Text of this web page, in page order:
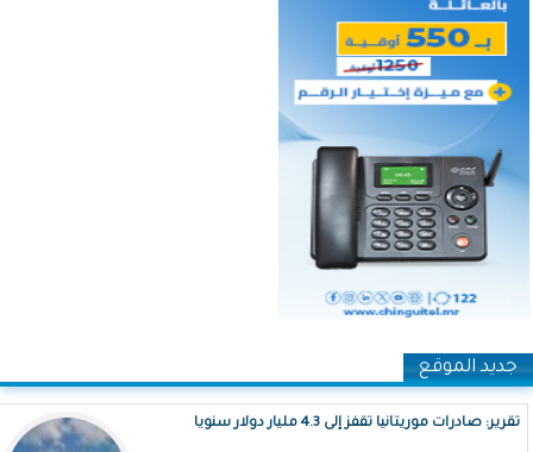
جديد الموقع
تقرير: صادرات موريتانيا تقفز إلى 4.3 مليار دولار سنويا